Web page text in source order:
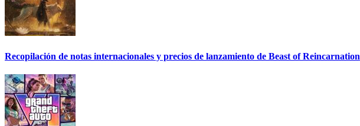
Recopilación de notas internacionales y precios de lanzamiento de Beast of Reincarnation